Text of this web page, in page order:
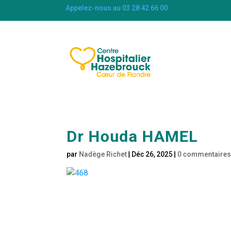
Appelez-nous au 03 28 42 66 00
Dr Houda HAMEL
par Nadège Richet Déc 26, 2025 0 commentaires